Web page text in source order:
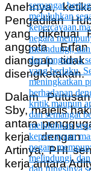
Anehnya,
Pengadilan
yang diketuai
anggota
dianggap
disengketakan.
Dalam
Sby, majelis
antara
kerja dengan
Artinya, PHI
kerja antara